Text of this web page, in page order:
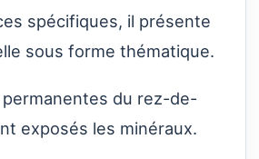
spécifiques, il présente
sous forme thématique.
permanentes du rez-de-
exposés les minéraux.